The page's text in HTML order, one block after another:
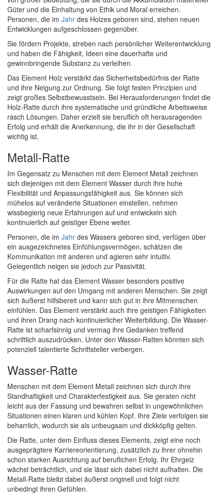
Güter und die Einhaltung von Ethik und Moral erreichen.
Personen, die im Jahr des Holzes geboren sind, stehen neuen
Entwicklungen aufgeschlossen gegenüber.
Sie fördern Projekte, streben nach persönlicher Weiterentwicklung
und haben die Fähigkeit, Ideen eine dauerhafte und
gewinnbringende Substanz zu verleihen.
Das Element Holz verstärkt das Sicherheitsbedürfnis der Ratte
und ihre Neigung zur Ordnung. Sie folgt festen Prinzipien und
zeigt großes Selbstbewusstsein. Bei Herausforderungen findet die
Holz-Ratte durch ihre systematische und gründliche Arbeitsweise
rasch Lösungen. Daher erzielt sie beruflich oft herausragenden
Erfolg und erhält die Anerkennung, die ihr in der Gesellschaft
wichtig ist.
Metall-Ratte
Im Gegensatz zu Menschen mit dem Element Metall zeichnen
sich diejenigen mit dem Element Wasser durch ihre hohe
Flexibilität und Anpassungsfähigkeit aus. Sie können sich
mühelos auf veränderte Situationen einstellen, nehmen
wissbegierig neue Erfahrungen auf und entwickeln sich
kontinuierlich auf geistiger Ebene weiter.
Personen, die im Jahr des Wassers geboren sind, verfügen über
ein ausgezeichnetes Einfühlungsvermögen, schätzen die
Kommunikation mit anderen und agieren sehr intuitiv.
Gelegentlich neigen sie jedoch zur Passivität.
Für die Ratte hat das Element Wasser besonders positive
Auswirkungen auf den Umgang mit anderen Menschen. Sie zeigt
sich äußerst hilfsbereit und kann sich gut in ihre Mitmenschen
einfühlen. Das Element verstärkt auch ihre geistigen Fähigkeiten
und ihren Drang nach kontinuierlicher Weiterbildung. Die Wasser-
Ratte ist scharfsinnig und vermag ihre Gedanken treffend
schriftlich auszudrücken. Unter den Wasser-Ratten könnten sich
potenziell talentierte Schriftsteller verbergen.
Wasser-Ratte
Menschen mit dem Element Metall zeichnen sich durch ihre
Standhaftigkeit und Charakterfestigkeit aus. Sie geraten nicht
leicht aus der Fassung und bewahren selbst in ungewöhnlichen
Situationen einen klaren und kühlen Kopf. Ihre Ziele verfolgen sie
beharrlich, wodurch sie als unbeugsam und dickköpfig gelten.
Die Ratte, unter dem Einfluss dieses Elements, zeigt eine noch
ausgeprägtere Karriereorientierung, zusätzlich zu ihrer ohnehin
schon starken Ausrichtung auf beruflichen Erfolg. Ihr Ehrgeiz
wächst beträchtlich, und sie lässt sich dabei nicht aufhalten. Die
Metall-Ratte bleibt dabei äußerst originell und folgt nicht
unbedingt ihren Gefühlen.